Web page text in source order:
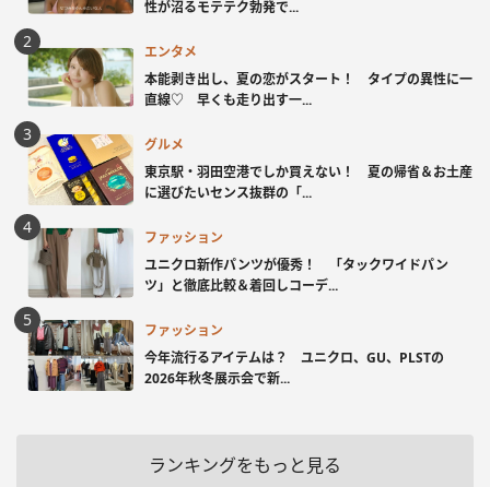
性が沼るモテテク勃発で...
エンタメ
本能剥き出し、夏の恋がスタート！ タイプの異性に一
直線♡ 早くも走り出す一...
グルメ
東京駅・羽田空港でしか買えない！ 夏の帰省＆お土産
に選びたいセンス抜群の「...
ファッション
ユニクロ新作パンツが優秀！ 「タックワイドパン
ツ」と徹底比較＆着回しコーデ...
ファッション
今年流行るアイテムは？ ユニクロ、GU、PLSTの
2026年秋冬展示会で新...
ランキングをもっと見る